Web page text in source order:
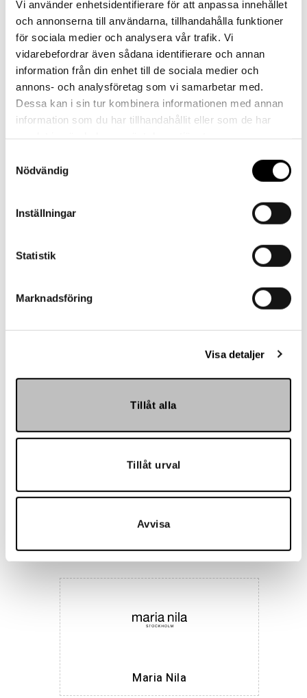
Vi använder enhetsidentifierare för att anpassa innehållet
och annonserna till användarna, tillhandahålla funktioner
för sociala medier och analysera vår trafik. Vi
vidarebefordrar även sådana identifierare och annan
information från din enhet till de sociala medier och
annons- och analysföretag som vi samarbetar med.
Dessa kan i sin tur kombinera informationen med annan
information som du har tillhandahållit eller som de har
Nödvändig
Inställningar
Statistik
Marknadsföring
Visa detaljer
Tillåt alla
Tillåt urval
Avvisa
Har du frågor eller behöver hjälp?
Vi finns här för dig!
Vår kundtjänst är tillgänglig Mån – Fre: 07:30 –
16:30
Kontakt
Landskrona BoIS
Maria Nila